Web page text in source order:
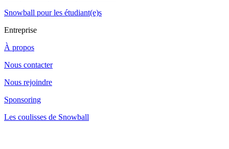
Snowball pour les étudiant(e)s
Entreprise
À propos
Nous contacter
Nous rejoindre
Sponsoring
Les coulisses de Snowball